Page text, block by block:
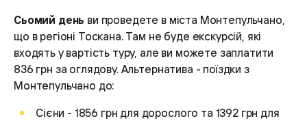
Сьомий день ви проведете в міста Монтепульчано,
що в регіоні Тоскана. Там не буде екскурсій, які
входять у вартість туру, але ви можете заплатити
836 грн за оглядову. Альтернатива - поїздки з
Монтепульчано до:
Сієни - 1856 грн для дорослого та 1392 грн для